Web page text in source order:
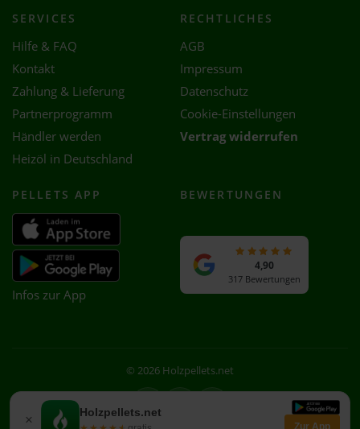
× Holzpellets.net
Zur App
SERVICES
Hilfe & FAQ
Kontakt
Zahlung & Lieferung
Partnerprogramm
Händler werden
Heizöl in Deutschland
RECHTLICHES
AGB
Impressum
Datenschutz
Cookie-Einstellungen
Vertrag widerrufen
PELLETS APP
Infos zur App
BEWERTUNGEN
4,90
317 Bewertungen
© 2026 Holzpellets.net
Facebook